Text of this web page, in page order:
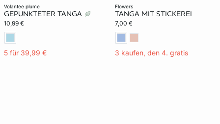
volantee plume
GEPUNKTETER TANGA
10,99 €
5 für 39,99 €
flowers
TANGA MIT STICKEREI
7,00 €
3 kaufen, den 4. gratis